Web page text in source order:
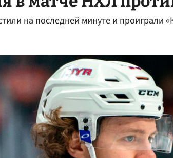
на последней минуте и проиграли